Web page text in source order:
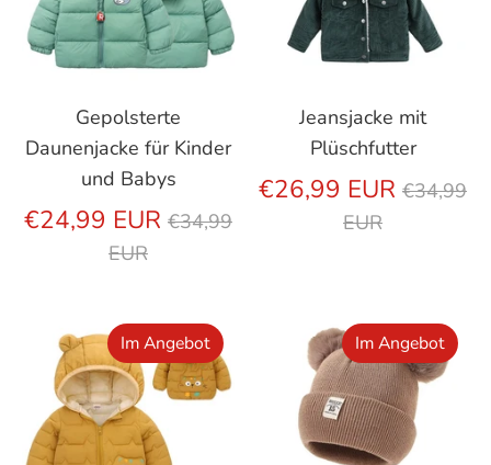
Gepolsterte
Daunenjacke für Kinder
und Babys
€24,99 EUR Regulärer
€34,99
EUR
Jeansjacke mit
Plüschfutter
€26,99 EUR €34,99
EUR
Im Angebot Im Angebot